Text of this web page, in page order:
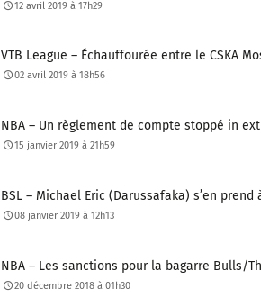
12 avril 2019 à 17h29
VTB League – Échauffourée entre le CSKA
02 avril 2019 à 18h56
NBA – Un règlement de compte stoppé in
15 janvier 2019 à 21h59
BSL – Michael Eric (Darussafaka) s’en prend
08 janvier 2019 à 12h13
NBA – Les sanctions pour la bagarre Bulls/
20 décembre 2018 à 01h30